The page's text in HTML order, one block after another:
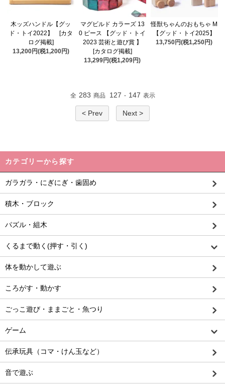
木ッズハンドル【グッ
ド・トイ2022】 [カタ
ログ掲載]
13,200円(税1,200円)
マグビルド カラーズ 13
0 ピース 【グッド・トイ
2023 芸術と遊び賞 】
[カタログ掲載]
13,299円(税1,209円)
怪獣ちゃんのおもちゃ M
【グッド・トイ2025】
13,750円(税1,250円)
全 283 商品 127 - 147 表示
< Prev Next >
カテゴリーから探す
ガラガラ・にぎにぎ・歯固め
積木・ブロック
パズル・組木
くるまで動く(押す・引く)
体を動かして遊ぶ
ころがす・動かす
ごっこ遊び・ままごと・魚つり
ゲーム
伝承玩具（コマ・けん玉など）
音で遊ぶ